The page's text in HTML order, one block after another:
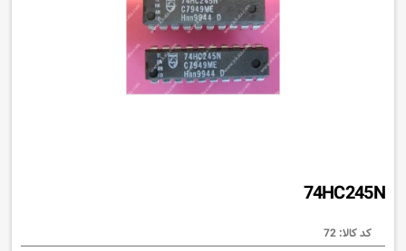
74HC245N
کد کالا: 72